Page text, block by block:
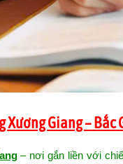
Xương Giang – Bắc
– nơi gắn liền với